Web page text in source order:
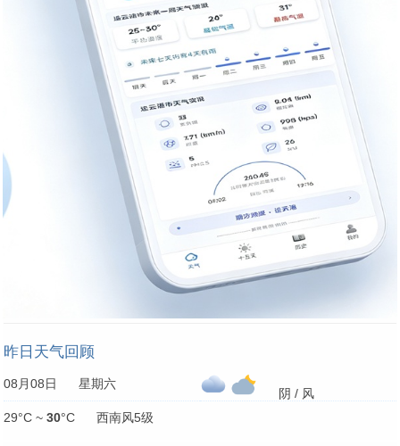
昨日天气回顾
08月08日 星期六
阴 / 风
29°C ~ 30°C 西南风5级